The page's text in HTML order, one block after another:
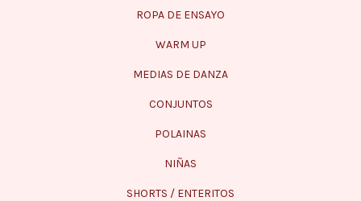
ROPA DE ENSAYO
WARM UP
MEDIAS DE DANZA
CONJUNTOS
POLAINAS
NIÑAS
SHORTS / ENTERITOS